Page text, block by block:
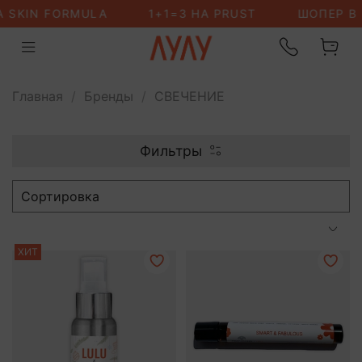
Главная Бренды СВЕЧЕНИЕ
Фильтры
ХИТ